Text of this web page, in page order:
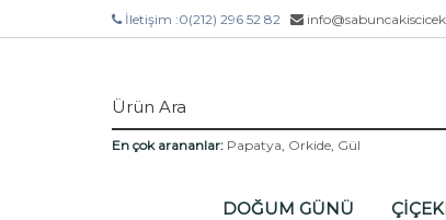
İletişim :0(212) 296 52 82
En çok arananlar: Papatya, Orkide, Gül
DOĞUM GÜNÜ